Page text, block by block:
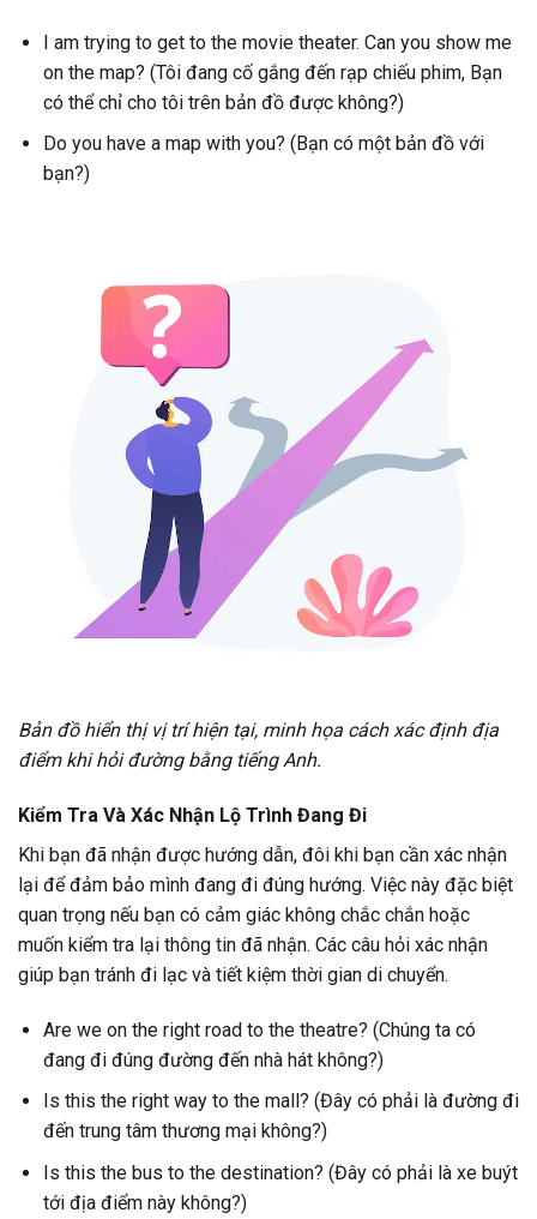
I am trying to get to the movie theater. Can you show me
on the map? (Tôi đang cố gắng đến rạp chiếu phim, Bạn
có thể chỉ cho tôi trên bản đồ được không?)
Do you have a map with you? (Bạn có một bản đồ với
bạn?)
Bản đồ hiển thị vị trí hiện tại, minh họa cách xác định địa
điểm khi hỏi đường bằng tiếng Anh.
Kiểm Tra Và Xác Nhận Lộ Trình Đang Đi
Khi bạn đã nhận được hướng dẫn, đôi khi bạn cần xác nhận
lại để đảm bảo mình đang đi đúng hướng. Việc này đặc biệt
quan trọng nếu bạn có cảm giác không chắc chắn hoặc
muốn kiểm tra lại thông tin đã nhận. Các câu hỏi xác nhận
giúp bạn tránh đi lạc và tiết kiệm thời gian di chuyển.
Are we on the right road to the theatre? (Chúng ta có
đang đi đúng đường đến nhà hát không?)
Is this the right way to the mall? (Đây có phải là đường đi
đến trung tâm thương mại không?)
Is this the bus to the destination? (Đây có phải là xe buýt
tới địa điểm này không?)